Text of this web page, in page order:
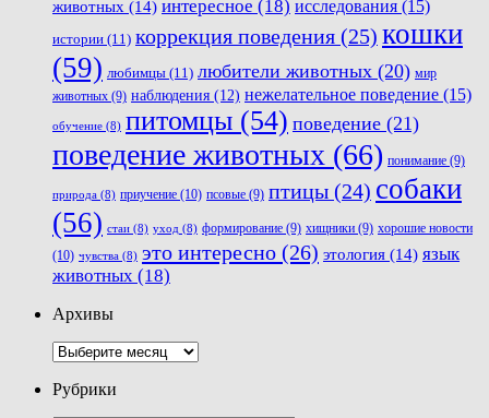
животных (14) интересное (18) исследования (15)
истории (11) коррекция поведения (25) кошки
(59) любимцы (11) любители животных (20) мир
животных (9) наблюдения (12) нежелательное поведение (15)
обучение (8) питомцы (54) поведение (21)
поведение животных (66) понимание (9)
природа (8) приучение (10) псовые (9) птицы (24) собаки
(56) стаи (8) уход (8) формирование (9) хищники (9) хорошие новости
(10) чувства (8) это интересно (26) этология (14) язык
животных (18)
Архивы
Архивы
Рубрики